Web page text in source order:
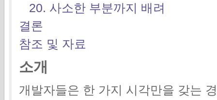
20. 사소한 부분까지 배려
결론
참조 및 자료
소개
개발자들은 한 가지 시각만을 갖는